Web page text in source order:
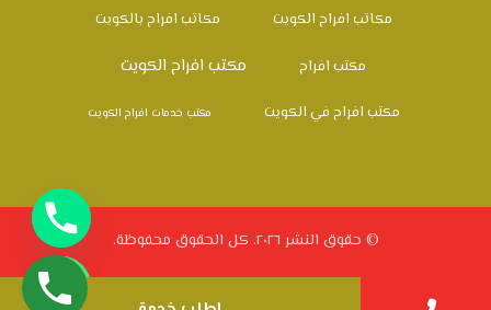
مكاتب افراح الكويت مكاتب افراح بالكويت
مكتب افراح مكتب افراح الكويت
مكتب افراح في الكويت مكتب خدمات افراح الكويت
© حقوق النشر ٢٠٢٦. كل الحقوق محفوظة.